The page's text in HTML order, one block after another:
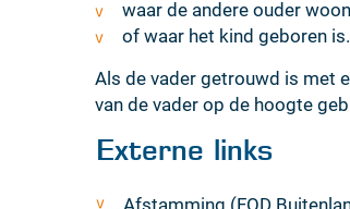
waar de andere ouder
of waar het kind geboren is.
Als de vader getrouwd is met
van de vader op de hoogte
Externe links
Afstamming (FOD